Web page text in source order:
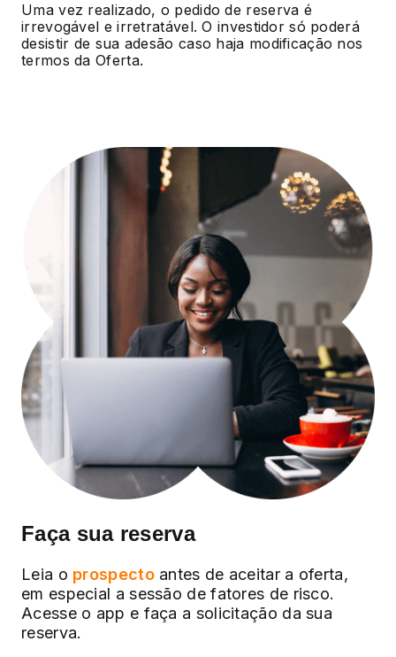
Uma vez realizado, o pedido de reserva é
irrevogável e irretratável. O investidor só poderá
desistir de sua adesão caso haja modificação nos
termos da Oferta.
Faça sua reserva
Leia o prospecto antes de aceitar a oferta,
em especial a sessão de fatores de risco.
Acesse o app e faça a solicitação da sua
reserva.